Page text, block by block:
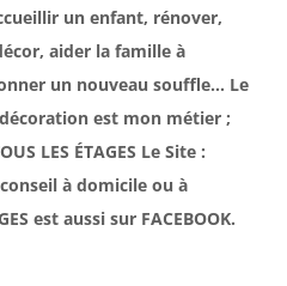
un enfant, rénover,
aider la famille à
un nouveau souffle… Le
est mon métier ;
LES ÉTAGES Le Site :
à domicile ou à
est aussi sur FACEBOOK.